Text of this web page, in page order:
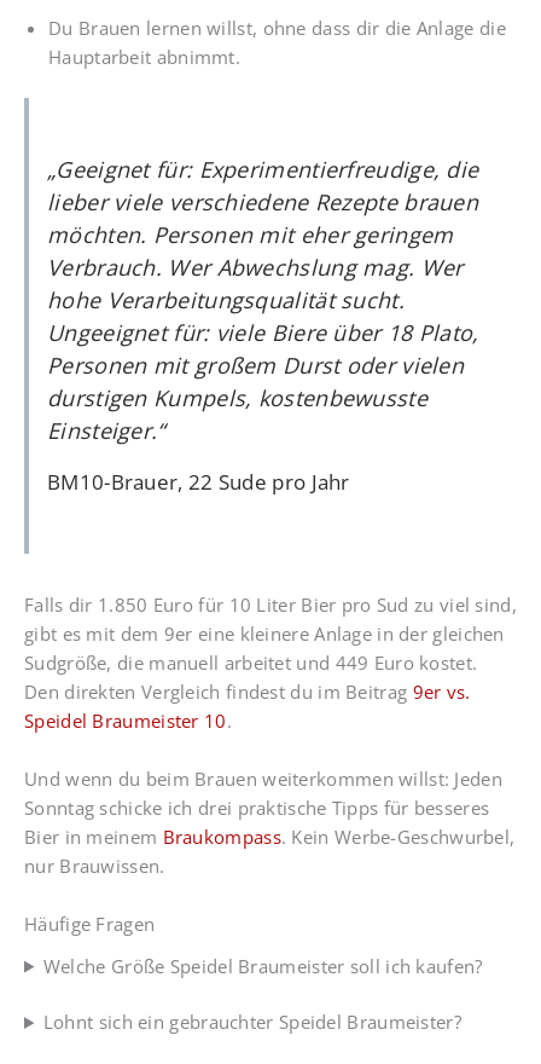
Du Brauen lernen willst, ohne dass dir die Anlage die
Hauptarbeit abnimmt.
„Geeignet für: Experimentierfreudige, die
lieber viele verschiedene Rezepte brauen
möchten. Personen mit eher geringem
Verbrauch. Wer Abwechslung mag. Wer
hohe Verarbeitungsqualität sucht.
Ungeeignet für: viele Biere über 18 Plato,
Personen mit großem Durst oder vielen
durstigen Kumpels, kostenbewusste
Einsteiger.“
BM10-Brauer, 22 Sude pro Jahr
Falls dir 1.850 Euro für 10 Liter Bier pro Sud zu viel sind,
gibt es mit dem 9er eine kleinere Anlage in der gleichen
Sudgröße, die manuell arbeitet und 449 Euro kostet.
Den direkten Vergleich findest du im Beitrag 9er vs.
Speidel Braumeister 10.
Und wenn du beim Brauen weiterkommen willst: Jeden
Sonntag schicke ich drei praktische Tipps für besseres
Bier in meinem Braukompass. Kein Werbe-Geschwurbel,
nur Brauwissen.
Häufige Fragen
Welche Größe Speidel Braumeister soll ich kaufen?
Lohnt sich ein gebrauchter Speidel Braumeister?